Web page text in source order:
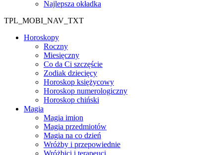
Najlepsza okładka
TPL_MOBI_NAV_TXT
Horoskopy
Roczny
Miesięczny
Co da Ci szczęście
Zodiak dziecięcy
Horoskop księżycowy
Horoskop numerologiczny
Horoskop chiński
Magia
Magia imion
Magia przedmiotów
Magia na co dzień
Wróżby i przepowiednie
Wróżbici i terapeuci